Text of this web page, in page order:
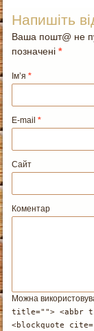
Напишіть
Ваша пошт@ не
позначені*
Ім’я*
E-mail*
Сайт
Коментар
Можна
title=""> <abbr
<blockquote